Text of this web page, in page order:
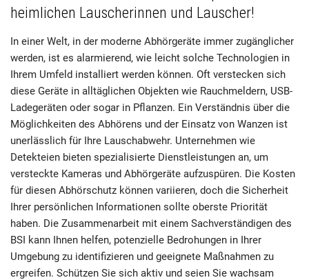
heimlichen Lauscherinnen und Lauscher!
In einer Welt, in der moderne Abhörgeräte immer zugänglicher
werden, ist es alarmierend, wie leicht solche Technologien in
Ihrem Umfeld installiert werden können. Oft verstecken sich
diese Geräte in alltäglichen Objekten wie Rauchmeldern, USB-
Ladegeräten oder sogar in Pflanzen. Ein Verständnis über die
Möglichkeiten des Abhörens und der Einsatz von Wanzen ist
unerlässlich für Ihre Lauschabwehr. Unternehmen wie
Detekteien bieten spezialisierte Dienstleistungen an, um
versteckte Kameras und Abhörgeräte aufzuspüren. Die Kosten
für diesen Abhörschutz können variieren, doch die Sicherheit
Ihrer persönlichen Informationen sollte oberste Priorität
haben. Die Zusammenarbeit mit einem Sachverständigen des
BSI kann Ihnen helfen, potenzielle Bedrohungen in Ihrer
Umgebung zu identifizieren und geeignete Maßnahmen zu
ergreifen. Schützen Sie sich aktiv und seien Sie wachsam